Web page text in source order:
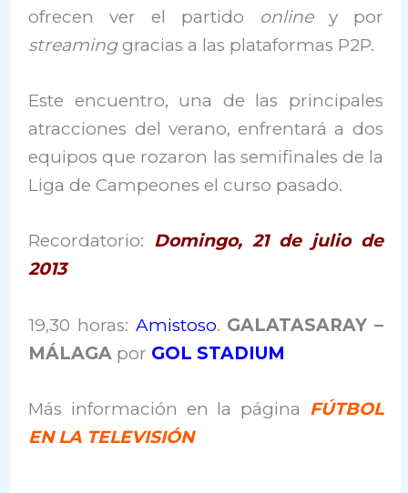
ofrecen ver el partido online y por
streaminggracias a las plataformas P2P.
Este encuentro, una de las principales
atracciones del verano, enfrentará a dos
equipos que rozaron las semifinales de la
Liga de Campeones el curso pasado.
Recordatorio: Domingo, 21 de julio de
2013
19,30 horas: Amistoso. GALATASARAY –
MÁLAGA por GOL STADIUM
Más información en la página FÚTBOL
EN LA TELEVISIÓN